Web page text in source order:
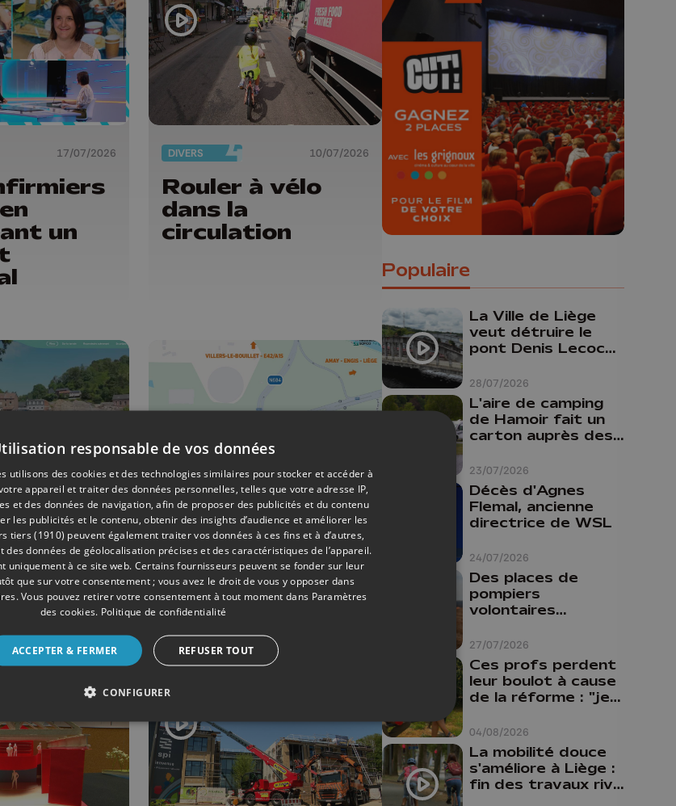
17/07/2026
un
DIVERS 10/07/2026
Rouler à vélo
dans la
circulation
25/06/2026
» :
la
de la
MOBILITÉ 23/06/2026
Tihange :
fermeture
totale du rond-
point du 27 juin
au 4 juillet
🎬 Concours CUT x
Les Grignoux ✨
Concours permanent - 2 places à
gagner chaque semaine !
Populaire
28/07/2026
La Ville de Liège
veut détruire le
pont Denis Lecocq
budget pour le
faire
23/07/2026
L'aire de camping
de Hamoir fait un
carton auprès des
24/07/2026
Décès d'Agnes
Flemal, ancienne
directrice de WSL
27/07/2026
Des places de
pompiers
volontaires
province de Liège :
"Un citoyen qui
n'est formé ne
peut pas nous
aider"
04/08/2026
Ces profs perdent
leur boulot à cause
de la réforme : "je
comme prof que
comme
pharmacienne"
La mobilité douce
s'améliore à Liège :
fin des travaux rive
responsable de vos données
utilisons des cookies et des technologies similaires pour stocker et accéder à
appareil et traiter des données personnelles, telles que votre adresse IP,
et des données de navigation, afin de proposer des publicités et du contenu
les publicités et le contenu, obtenir des insights d’audience et améliorer les
tiers (1910) peuvent également traiter vos données à ces fins et à d’autres,
des données de géolocalisation précises et des caractéristiques de l’appareil.
uniquement à ce site web. Certains fournisseurs peuvent se fonder sur leur
que sur votre consentement ; vous avez le droit de vous y opposer dans
. Vous pouvez retirer votre consentement à tout moment dans Paramètres
des cookies. Politique de confidentialité
ACCEPTER & FERMER REFUSER TOUT
CONFIGURER